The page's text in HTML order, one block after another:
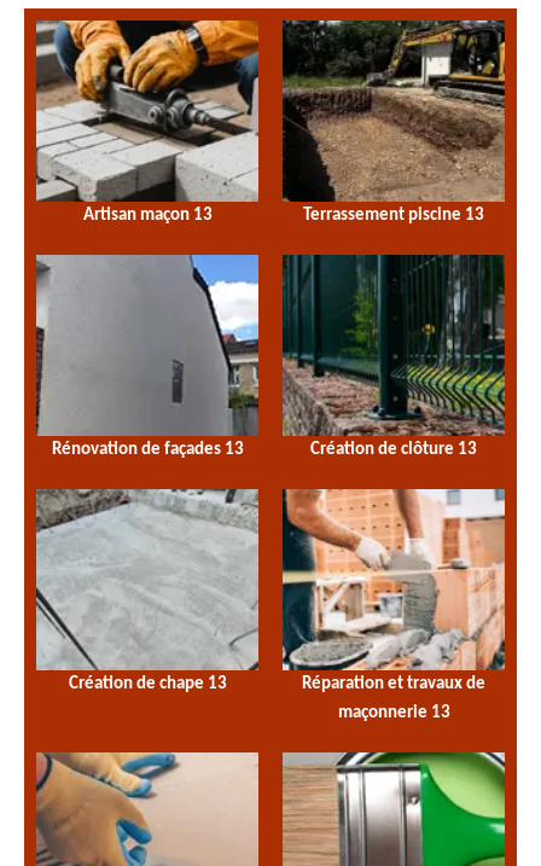
Artisan maçon 13 Terrassement piscine 13
Rénovation de façades 13 Création de clôture 13
Création de chape 13
Réparation et travaux de
maçonnerie 13